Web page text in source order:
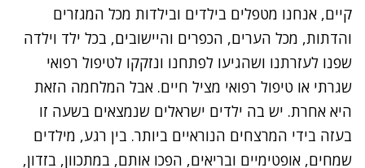
קיים, אנחנו מטפלים בילדים ובילדות מכל המגזרים
והדתות, מכל הערים, הכפרים והיישובים, בכל ילד וילדה
שפנו לעזרתנו ושהגיעו לפתחנו ונזקקו לטיפול רפואי
שגרתי או טיפול רפואי מציל חיים. אבל המלחמה הזאת
היא אחרת. יש בה ילדים ישראלים שנמצאים בשעה זו
בעזה בידי המרצחים הנוראיים ביותר. בין רגע, מילדים
שמחים, אופטימיים ובריאים, הפכו אותם, במתכוון, בזדון,